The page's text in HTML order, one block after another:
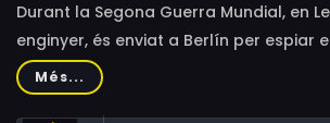
Martin Stier, Richard Good, Christiane
Jürgen Steinmann, Rupert Chetwynd,
Baruth
Durant la Segona Guerra Mundial, en
enginyer, és enviat a Berlín per espiar
s'enamora d'una misteriosa dona...
Més...